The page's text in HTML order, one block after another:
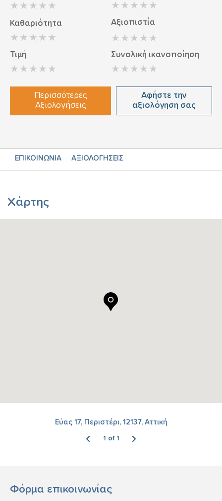
Καθαριότητα Αξιοπιστία
Τιμή Συνολική ικανοποίηση
Περισσότερες
Αξιολογήσεις
Αφήστε την
αξιολόγηση σας
ΕΠΙΚΟΙΝΩΝΙΑ ΑΞΙΟΛΟΓΗΣΕΙΣ
Χάρτης
Εύας 17, Περιστέρι, 12137, Αττική
1 of 1
Φόρμα επικοινωνίας